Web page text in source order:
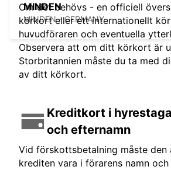
MINDEN
MINDEN - GERMANY
Om det behövs - en officiell
körkort eller ett internationellt
huvudföraren och eventuella
Observera att om ditt körkort är
Storbritannien måste du ta med
av ditt körkort.
Kreditkort i
och efternamn
Vid förskottsbetalning måste den
krediten vara i förarens namn